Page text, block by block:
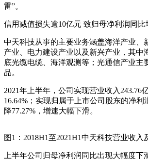
雷”。
信用减值损失逾10亿元 致归母净利润同
中天科技从事的主要业务涵盖海洋产业、
产业、电力建设产业以及新兴产业，其中
底光缆电缆、海洋观测等；光通信产业主
品。
2021年上半年，公司实现营业收入243.76
16.64%；实现归属于上市公司股东的净利
降77.27%，增速大幅下滑。
图1：2018H1至2021H1中天科技营业收入
上半年公司归母净利润同比出现大幅度下